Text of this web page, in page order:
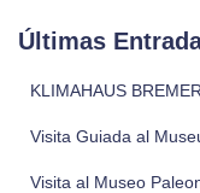
Últimas
KLIMAHAUS
Visita Guiada al
Visita al Museo